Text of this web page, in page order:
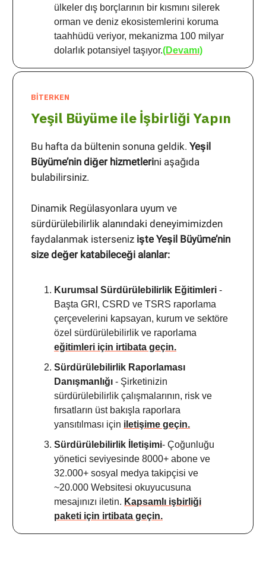
ülkeler dış borçlarının bir kısmını silerek
orman ve deniz ekosistemlerini koruma
taahhüdü veriyor, mekanizma 100 milyar
dolarlık potansiyel taşıyor.(Devamı)
BİTERKEN
Yeşil Büyüme ile İşbirliği Yapın
Bu hafta da bültenin sonuna geldik. Yeşil
Büyüme’nin diğer hizmetlerini aşağıda
bulabilirsiniz.
Dinamik Regülasyonlara uyum ve
sürdürülebilirlik alanındaki deneyimimizden
faydalanmak isterseniz işte Yeşil Büyüme’nin
size değer katabileceği alanlar:
Kurumsal Sürdürülebilirlik Eğitimleri -
Başta GRI, CSRD ve TSRS raporlama
çerçevelerini kapsayan, kurum ve sektöre
özel sürdürülebilirlik ve raporlama
eğitimleri için irtibata geçin.
Sürdürülebilirlik Raporlaması
Danışmanlığı - Şirketinizin
sürdürülebilirlik çalışmalarının, risk ve
fırsatların üst bakışla raporlara
yansıtılması için iletişime geçin.
Sürdürülebilirlik İletişimi- Çoğunluğu
yönetici seviyesinde 8000+ abone ve
32.000+ sosyal medya takipçisi ve
~20.000 Websitesi okuyucusuna
mesajınızı iletin. Kapsamlı işbirliği
paketi için irtibata geçin.